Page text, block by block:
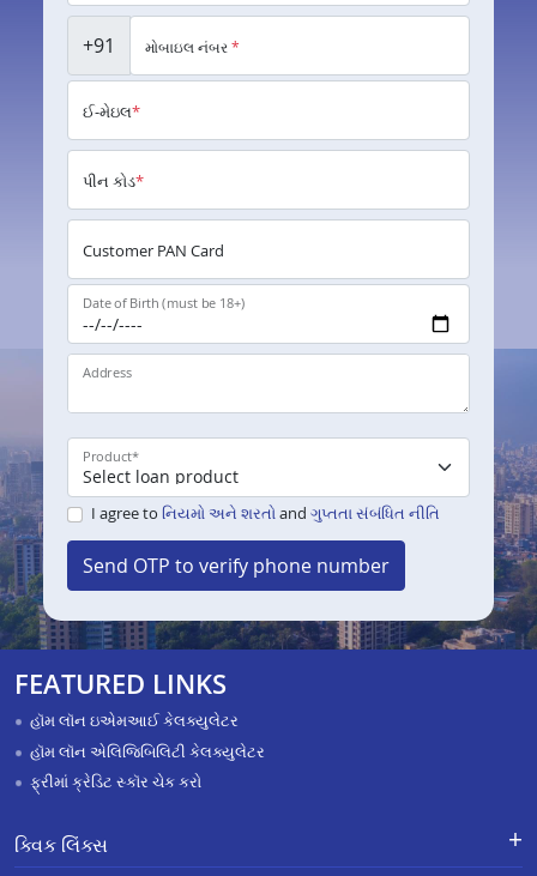
+91 મોબાઇલ નંબર*
ઈ-મેઇલ*
પીન કોડ*
Customer PAN Card
Date of Birth (must be 18+)
Address
Product*
I agree to નિયમો અને શરતોand ગુપ્તતા સંબંધિત નીતિ
Send OTP to verify phone number
FEATURED LINKS
હૉમ લૉન ઇએમઆઈ કેલક્યુલેટર
હૉમ લૉન એલિજિબિલિટી કેલક્યુલેટર
ફ્રીમાં ક્રેડિટ સ્કૉર ચેક કરો
ક્વિક લિંક્સ